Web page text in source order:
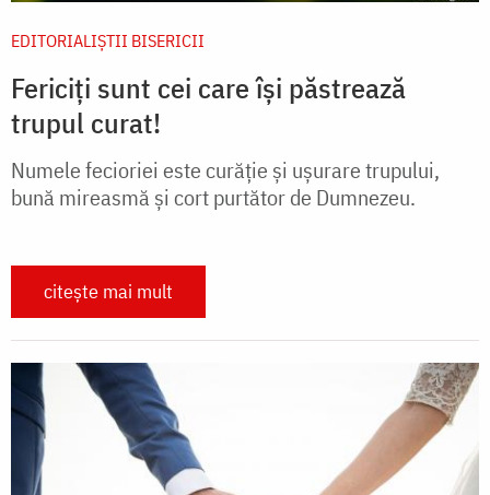
EDITORIALIȘTII BISERICII
Fericiți sunt cei care își păstrează
trupul curat!
Numele fecioriei este curăție și ușurare trupului,
bună mireasmă și cort purtător de Dumnezeu.
citește mai mult